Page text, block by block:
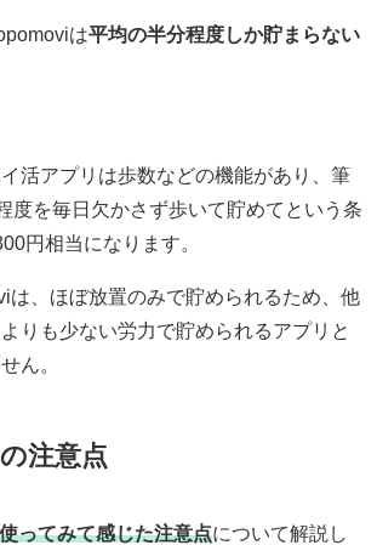
は平均の半分程度しか貯まらない
活アプリは歩数などの機能があり、筆
度を毎日欠かさず歩いて貯めてという条
円相当になります。
は、ほぼ放置のみで貯められるため、他
りも少ない労力で貯められるアプリと
ん。
注意点
ってみて感じた注意点について解説し